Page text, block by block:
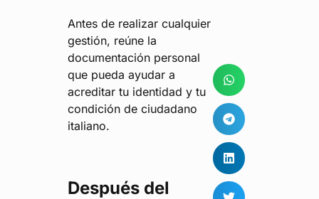
Antes de realizar cualquier
gestión, reúne la
documentación personal
que pueda ayudar a
acreditar tu identidad y tu
condición de ciudadano
italiano.
Después del